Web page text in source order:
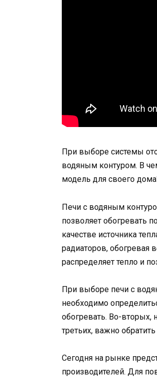
При выборе системы
водяным контуром. В
модель для своего
Печи с водяным
позволяет обогревать
качестве источника
радиаторов, обогревая
распределяет тепло и
При выборе печи с
необходимо
обогревать. Во-вторых,
третьих, важно
Сегодня на рынке
производителей. Для